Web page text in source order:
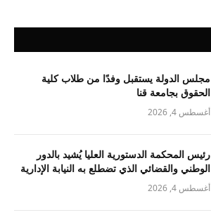
مجلس الدولة يستقبل وفدًا من طلاب كلية
الحقوق بجامعة قنا
أغسطس 4, 2026
رئيس المحكمة الدستورية العليا يُشيد بالدور
الوطني والقضائي الذي تضطلع به النيابة الإدارية
أغسطس 4, 2026